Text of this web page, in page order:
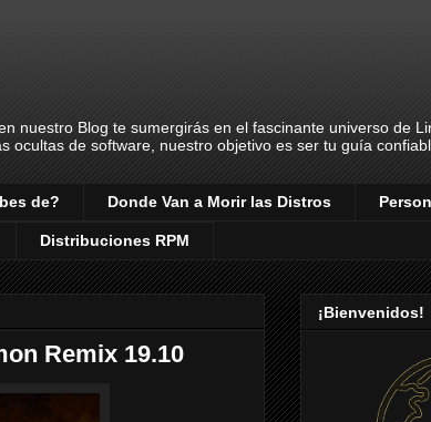
nuestro Blog te sumergirás en el fascinante universo de
ocultas de software, nuestro objetivo es ser tu guía
de? Donde Van a Morir las Distros
Distribuciones RPM
Remix 19.10
¡Bienvenidos!